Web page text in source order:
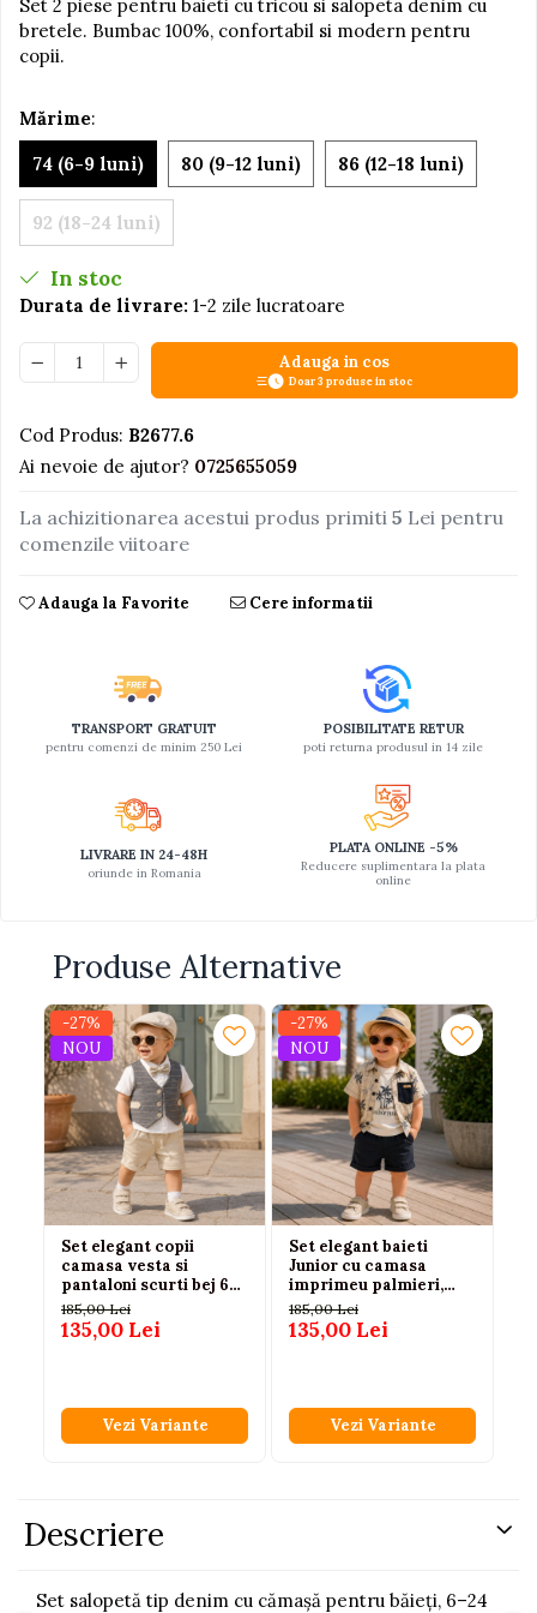
Jucarii educative din lemn
Motociclete
Muzica si instrumente
Pistoale
Plastilina
Proiectoare
Set Avioane si submarine
Seturi de rufe
Trenuri cu sine
Vehicule de constructii
Set 2 piese pentru baieti cu tricou si salopeta denim cu
bretele. Bumbac 100%, confortabil si modern pentru
copii.
Mărime:
74 (6-9 luni)
80 (9-12 luni) 86 (12-18 luni)
92 (18-24 luni)
In stoc
Durata de livrare: 1-2 zile lucratoare
Adauga in cos
Doar 3 produse in stoc
Cod Produs: B2677.6
Ai nevoie de ajutor? 0725655059
La achizitionarea acestui produs primiti 5 Lei pentru
comenzile viitoare
Adauga la Favorite Cere informatii
TRANSPORT GRATUIT
pentru comenzi de minim 250 Lei
POSIBILITATE RETUR
poti returna produsul in 14 zile
LIVRARE IN 24-48H
oriunde in Romania
PLATA ONLINE -5%
Reducere suplimentara la plata
online
Produse Alternative
-27%
NOU
Set elegant copii
camasa vesta si
pantaloni scurti bej 6-
24 luni Concept
185,00 Lei
135,00 Lei
Vezi Variante
-27%
NOU
Set elegant baieti
Junior cu camasa
imprimeu palmieri,
tricou si bermude
185,00 Lei
135,00 Lei
Vezi Variante
Descriere
Set salopetă tip denim cu cămașă pentru băieți, 6–24